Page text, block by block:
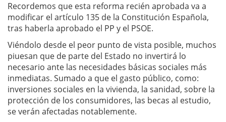
Recordemos que esta reforma recién aprobada va a
modificar el artículo 135 de la Constitución Española,
tras haberla aprobado el PP y el PSOE.
Viéndolo desde el peor punto de vista posible, muchos
piuesan que de parte del Estado no invertirá lo
necesario ante las necesidades básicas sociales más
inmediatas. Sumado a que el gasto público, como:
inversiones sociales en la vivienda, la sanidad, sobre la
protección de los consumidores, las becas al estudio,
se verán afectadas notablemente.